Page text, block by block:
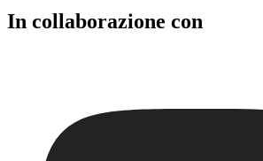
In collaborazione con